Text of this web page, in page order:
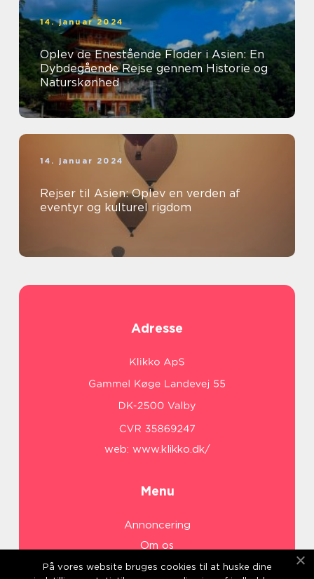
14. januar 2024
Oplev de Enestående Floder i Asien: En
Dybdegående Rejse gennem Historie og
Naturskønhed
14. januar 2024
Rejser til Asien: Oplev en verden af
eventyr og kulturel rigdom
Adresse
web: www.klikko.dk/
Menu
Annoncering
Om os
Cookies
På vores website bruges cookies til at huske dine